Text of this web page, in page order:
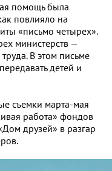
помощь была
повлияло на
«письмо четырех».
министерств —
В этом письме
детей и
съемки марта-мая
работа» фондов
друзей» в разгар